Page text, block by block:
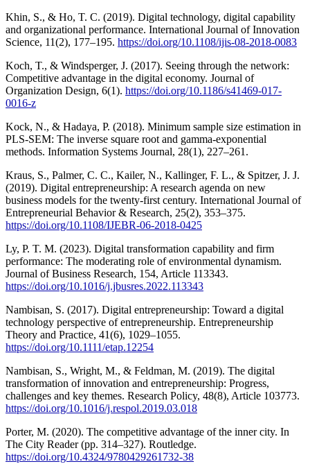
Khin, S., & Ho, T. C. (2019). Digital technology, digital capability
and organizational performance. International Journal of Innovation
Science, 11(2), 177–195. https://doi.org/10.1108/ijis-08-2018-0083
Koch, T., & Windsperger, J. (2017). Seeing through the network:
Competitive advantage in the digital economy. Journal of
Organization Design, 6(1). https://doi.org/10.1186/s41469-017-
0016-z
Kock, N., & Hadaya, P. (2018). Minimum sample size estimation in
PLS-SEM: The inverse square root and gamma-exponential
methods. Information Systems Journal, 28(1), 227–261.
Kraus, S., Palmer, C. C., Kailer, N., Kallinger, F. L., & Spitzer, J. J.
(2019). Digital entrepreneurship: A research agenda on new
business models for the twenty-first century. International Journal of
Entrepreneurial Behavior & Research, 25(2), 353–375.
https://doi.org/10.1108/IJEBR-06-2018-0425
Ly, P. T. M. (2023). Digital transformation capability and firm
performance: The moderating role of environmental dynamism.
Journal of Business Research, 154, Article 113343.
https://doi.org/10.1016/j.jbusres.2022.113343
Nambisan, S. (2017). Digital entrepreneurship: Toward a digital
technology perspective of entrepreneurship. Entrepreneurship
Theory and Practice, 41(6), 1029–1055.
https://doi.org/10.1111/etap.12254
Nambisan, S., Wright, M., & Feldman, M. (2019). The digital
transformation of innovation and entrepreneurship: Progress,
challenges and key themes. Research Policy, 48(8), Article 103773.
https://doi.org/10.1016/j.respol.2019.03.018
Porter, M. (2020). The competitive advantage of the inner city. In
The City Reader (pp. 314–327). Routledge.
https://doi.org/10.4324/9780429261732-38